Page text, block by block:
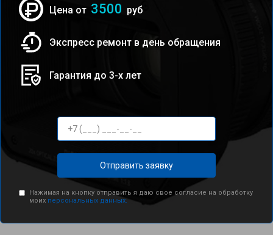
Цена от 3500 руб
Экспресс ремонт в день обращения
Гарантия до 3-х лет
Отправить заявку
Нажимая на кнопку отправить я даю свое согласие на обработку
моих персональных данных.